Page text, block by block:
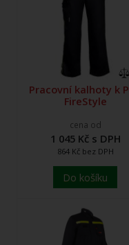
Pracovní kalhoty k
FireStyle
cena od
1 045 Kč s DPH
864 Kč bez DPH
Do košíku